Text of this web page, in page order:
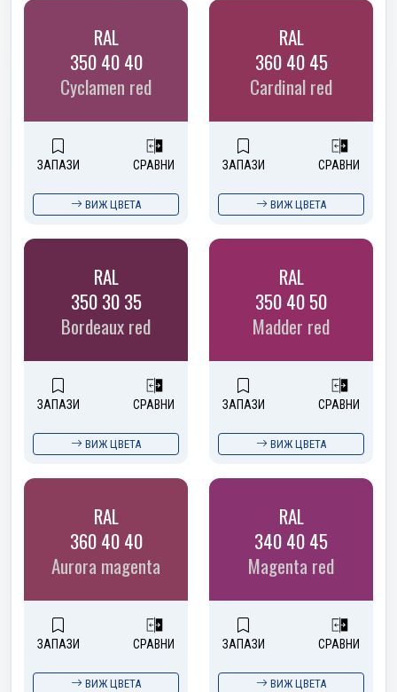
RAL
350 40 40
Cyclamen red
ЗАПАЗИ СРАВНИ
ВИЖ ЦВЕТА
RAL
360 40 45
Cardinal red
ЗАПАЗИ СРАВНИ
ВИЖ ЦВЕТА
RAL
350 30 35
Bordeaux red
ЗАПАЗИ СРАВНИ
ВИЖ ЦВЕТА
RAL
350 40 50
Madder red
ЗАПАЗИ СРАВНИ
ВИЖ ЦВЕТА
RAL
360 40 40
Aurora magenta
ЗАПАЗИ СРАВНИ
ВИЖ ЦВЕТА
RAL
340 40 45
Magenta red
ЗАПАЗИ СРАВНИ
ВИЖ ЦВЕТА